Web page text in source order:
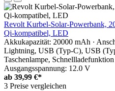
Revolt Kurbel-Solar-Powerbank,
Qi-kompatibel, LED
Akkukapazität: 20000 mAh ·
Lightning, USB (Typ-C), USB
Taschenlampe,
Ausgangsspannung: 12.0 V
ab 39,99 €*
3 Preise vergleichen